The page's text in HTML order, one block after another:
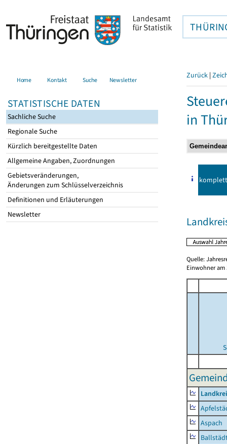
Home Kontakt Suche Newsletter
STATISTISCHE DATEN
Sachliche Suche
Regionale Suche
Kürzlich bereitgestellte Daten
Allgemeine Angaben, Zuordnungen
Gebietsveränderungen,
Änderungen zum Schlüsselverzeichnis
Definitionen und Erläuterungen
Newsletter
Zurück |
in
komplett
Quelle:
Einwohner am
Aspach